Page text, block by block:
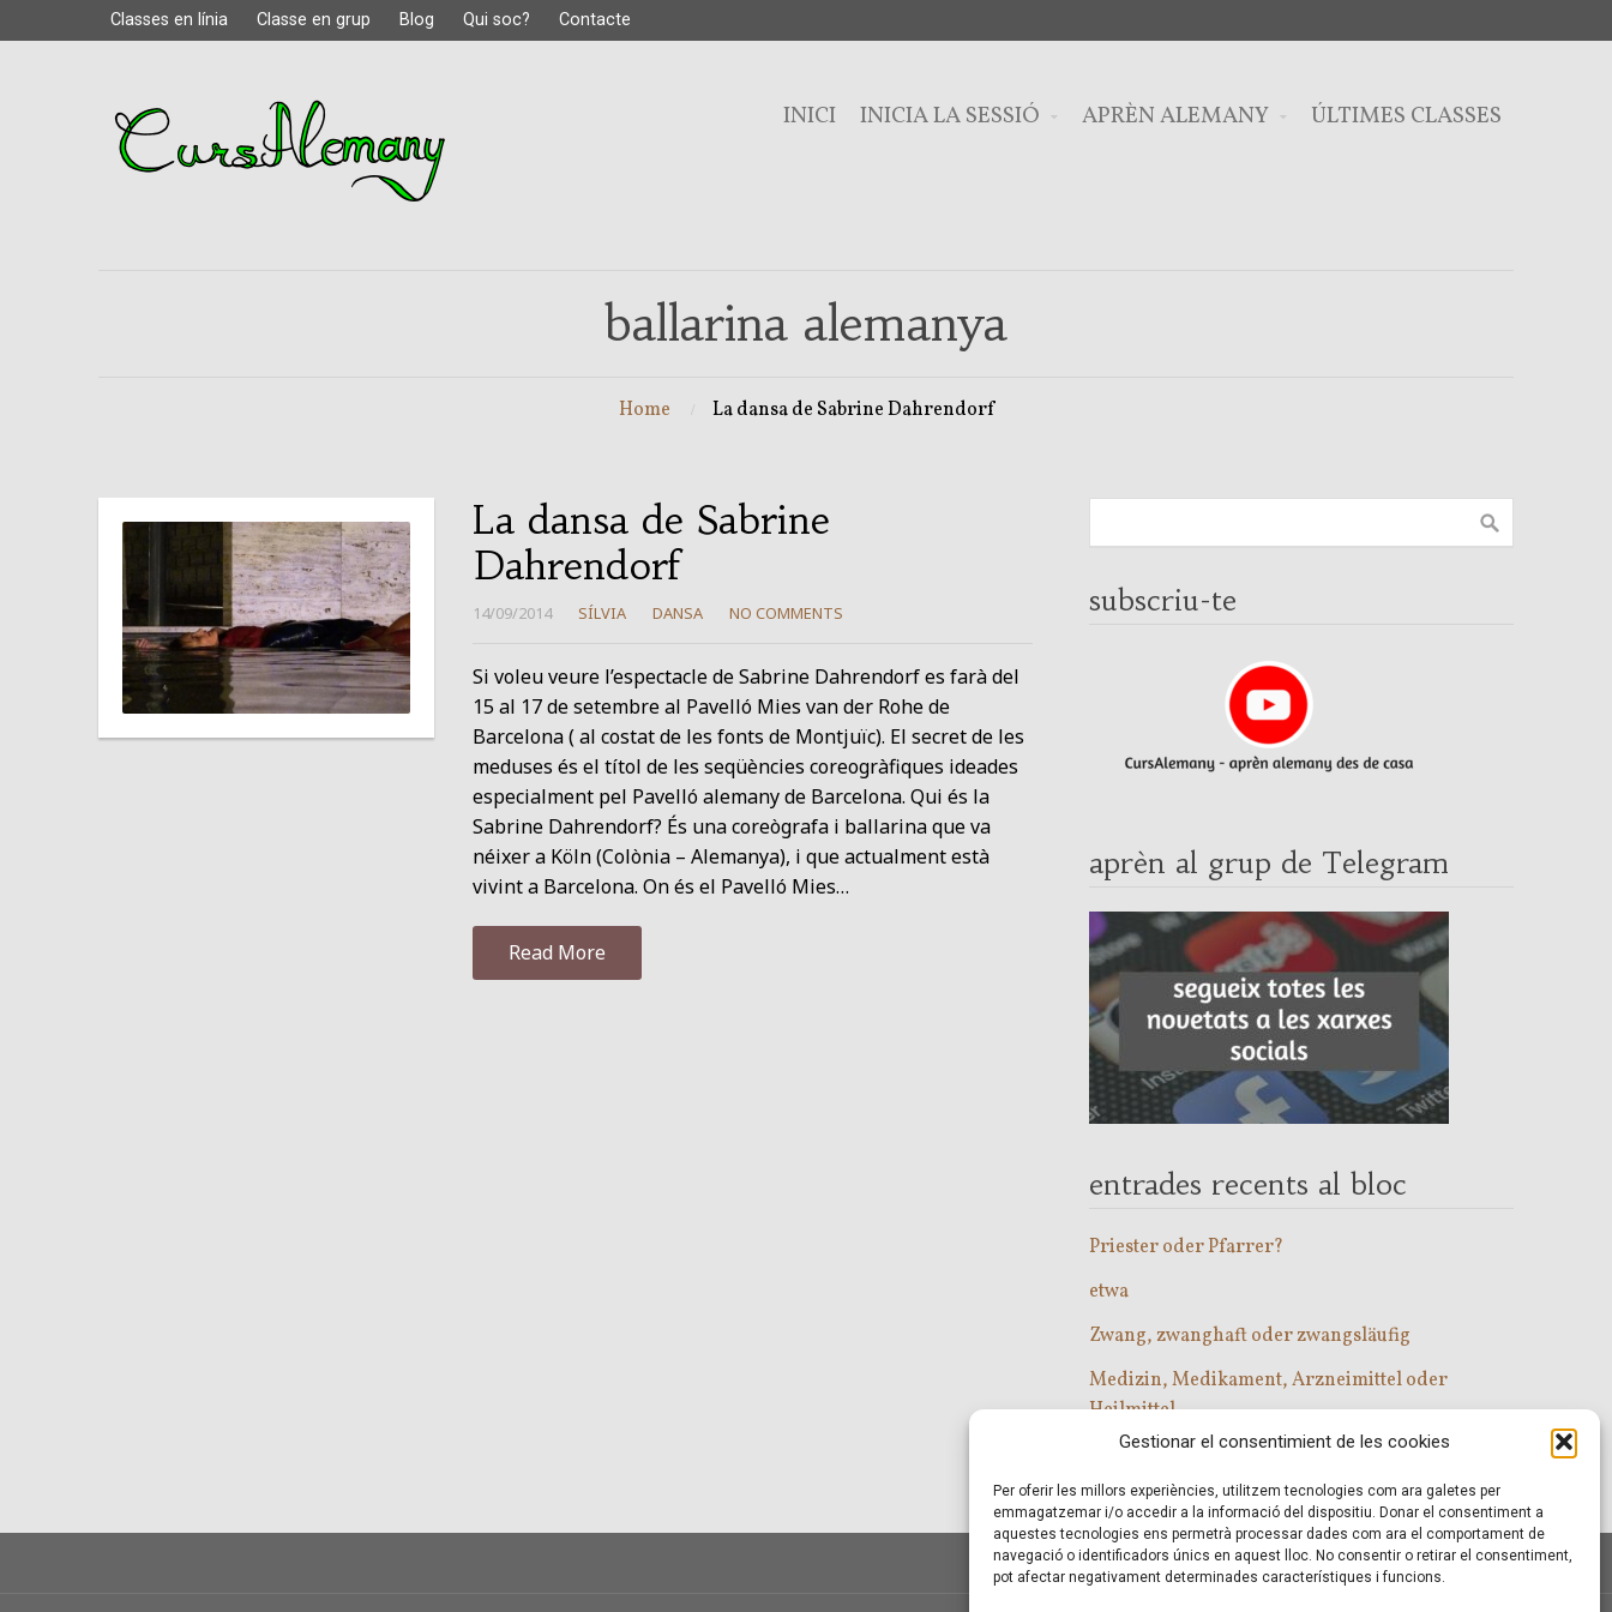
Gestionar el consentimient de les cookies
Per oferir les millors experiències, utilitzem tecnologies com ara galetes per
emmagatzemar i/o accedir a la informació del dispositiu. Donar el consentiment a
aquestes tecnologies ens permetrà processar dades com ara el comportament de
navegació o identificadors únics en aquest lloc. No consentir o retirar el consentiment,
pot afectar negativament determinades característiques i funcions.
Classes en línia Classe en grup Blog Qui soc? Contacte
INICI INICIA LA SESSIÓ APRÈN ALEMANY ÚLTIMES CLASSES
ballarina alemanya
Home La dansa de Sabrine Dahrendorf
La dansa de Sabrine
Dahrendorf
14/09/2014 SÍLVIA DANSA NO COMMENTS
Si voleu veure l’espectacle de Sabrine Dahrendorf es farà del
15 al 17 de setembre al Pavelló Mies van der Rohe de
Barcelona ( al costat de les fonts de Montjuïc). El secret de les
meduses és el títol de les seqüències coreogràfiques ideades
especialment pel Pavelló alemany de Barcelona. Qui és la
Sabrine Dahrendorf? És una coreògrafa i ballarina que va
néixer a Köln (Colònia – Alemanya), i que actualment està
vivint a Barcelona. On és el Pavelló Mies…
Read More
subscriu-te
aprèn al grup de Telegram
entrades recents al bloc
Priester oder Pfarrer?
etwa
Zwang, zwanghaft oder zwangsläufig
Medizin, Medikament, Arzneimittel oder
Heilmittel
Com entrar a les classes d’alemany?